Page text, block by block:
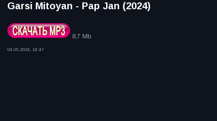
Garsi Mitoyan - Pap Jan (2024)
8,7 Mb
04.05.2024, 18:47